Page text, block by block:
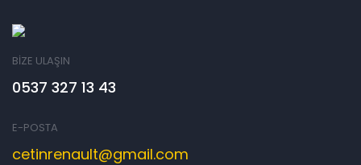
BİZE ULAŞIN
0537 327 13 43
E-POSTA
cetinrenault@gmail.com